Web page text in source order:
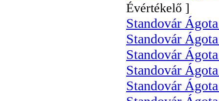
Évértékelő ]
Standovár
Standovár
Standovár
Standovár
Standovár